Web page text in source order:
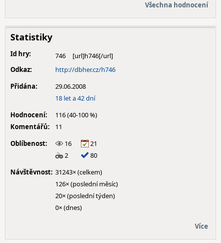
Všechna hodnocení
Statistiky
Id hry:
746
Odkaz:
http://dbher.cz/h746
Přidána:
29.06.2008
18 let a 42 dní
Hodnocení:
116 (40-100 %)
Komentářů:
11
Oblíbenost:
16
21
2
80
Návštěvnost: 31243× (celkem)
126× (poslední měsíc)
20× (poslední týden)
0× (dnes)
Více